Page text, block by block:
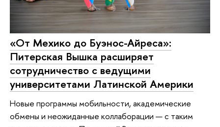
«От Мехико до Буэнос-Айреса»:
Питерская Вышка расширяет
сотрудничество с ведущими
университетами Латинской Америки
Новые программы мобильности, академические
обмены и неожиданные коллаборации — с таким